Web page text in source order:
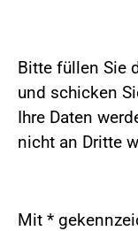
Bitte füllen Sie
und schicken
Ihre Daten
nicht an Dritte
Mit *